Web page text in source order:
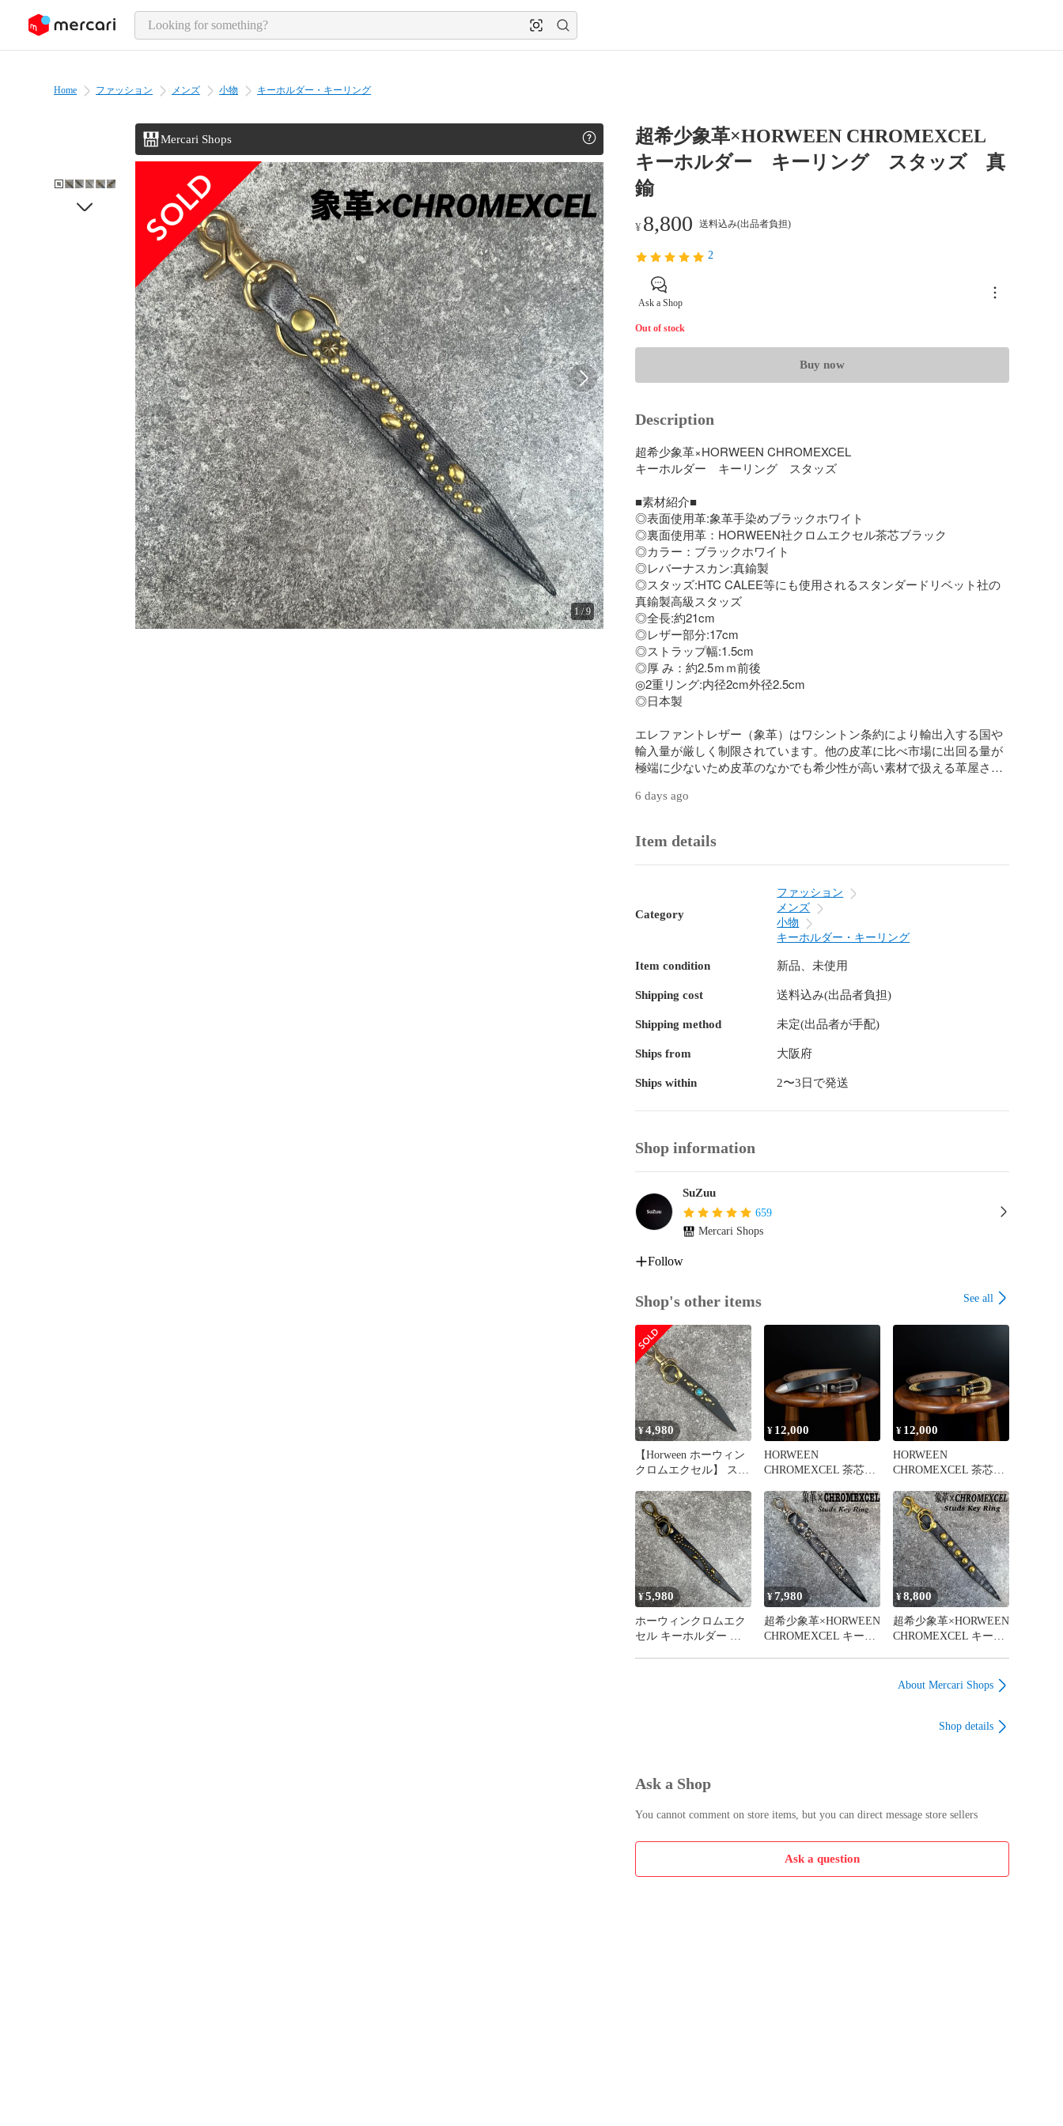
page content
Home ファッション メンズ 小物 キーホルダー・キーリング
Mercari Shops
1/9
超希少象革×HORWEEN CHROMEXCEL
キーホルダー キーリング スタッズ 真
鍮
¥ 8,800 送料込み(出品者負担)
2
Ask a Shop
Out of stock
Buy now
Description
超希少象革×HORWEEN CHROMEXCEL
キーホルダー　キーリング　スタッズ
■素材紹介■
◎表面使用革:象革手染めブラックホワイト
◎裏面使用革：HORWEEN社クロムエクセル茶芯ブラック
◎カラー：ブラックホワイト
◎レバーナスカン:真鍮製
◎スタッズ:HTC CALEE等にも使用されるスタンダードリベット社の
真鍮製高級スタッズ
◎全長:約21cm
◎レザー部分:17cm
◎ストラップ幅:1.5cm
◎厚 み：約2.5ｍｍ前後
◎2重リング:内径2cm外径2.5cm
◎日本製
エレファントレザー（象革）はワシントン条約により輸出入する国や
輸入量が厳しく制限されています。他の皮革に比べ市場に出回る量が
極端に少ないため皮革のなかでも希少性が高い素材で扱える革屋さ
っています。希少価値の高いエレファントレザーを革一枚ずつ手染め
ないように丁寧に仕上げ、黒と白の美しい陰影が表現できるように染
め上げました。
をもたらすとして高く珍重されてきました。現在でも西洋では幸せの
象徴、日本では自己啓発の象徴とされている等、世界中で特別な存在
であると認知されています。財運、厄除け、商売繁盛など開運アイテ
お付け致します。
『CHROMEXCEL / クロムエクセル』で作られた製品であることを保
証するタグですので、100％該当する革で作られた最終製品にのみ付
けることができます。
☆本製品は、天然皮革により、キズやシワなど革の持つ個性を避けず
ーの見え方は、実際の商品と異なって見える場合がございます。また
以上ご了承の上ご注文下さい。
ロムエクセル#スタッズ#アメカジ
6 days ago
Item details
Category
ファッション
メンズ
小物
キーホルダー・キーリング
Item condition 新品、未使用
Shipping cost 送料込み(出品者負担)
Shipping method 未定(出品者が手配)
Ships from 大阪府
Ships within 2〜3日で発送
Shop information
SuZuu
659
Mercari Shops
Follow
Shop's other items See all
¥4,980
【Horween ホーウィン
クロムエクセル】 スタ
リング 茶芯ブラッ
ク 真鍮製ナスカン
全長約15cm
¥ 12,000
HORWEEN
CHROMEXCEL 茶芯ブ
ト シルバー【Aletto】
¥ 12,000
HORWEEN
CHROMEXCEL 茶芯ブ
ト ゴールド真鍮バッ
クル【Aletto】
¥5,980
ホーウィンクロムエク
セル キーホルダー キ
¥7,980
超希少象革×HORWEEN
CHROMEXCEL キーホ
¥8,800
超希少象革×HORWEEN
CHROMEXCEL キーホ
About Mercari Shops
Shop details
Ask a Shop
You cannot comment on store items, but you can direct message store sellers
Ask a question